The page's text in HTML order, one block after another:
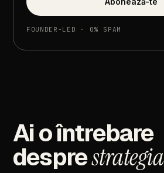
FOUNDER-LED · 0% SPAM
Aioîntrebare
desprestrategia